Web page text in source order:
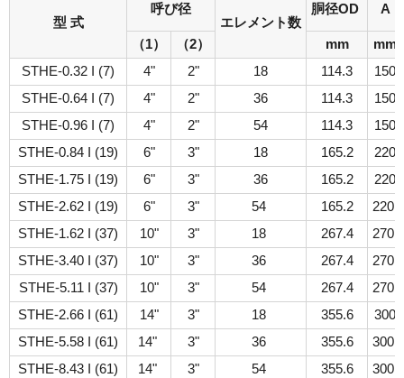
型 式
呼び径
エレメント数
胴径OD A
（1） （2） mm
mm
STHE-0.32 I (7)
4" 2" 18 114.3
150
STHE-0.64 I (7)
4" 2" 36 114.3
150
STHE-0.96 I (7)
4" 2" 54 114.3
150
STHE-0.84 I (19)
6" 3" 18 165.2
220
STHE-1.75 I (19)
6" 3" 36 165.2
220
STHE-2.62 I (19)
6" 3" 54 165.2
220
STHE-1.62 I (37)
10" 3" 18 267.4
270
STHE-3.40 I (37)
10" 3" 36 267.4
270
STHE-5.11 I (37)
10" 3" 54 267.4
270
STHE-2.66 I (61)
14" 3" 18 355.6
300
STHE-5.58 I (61)
14" 3" 36 355.6
300
STHE-8.43 I (61)
14" 3" 54 355.6
300